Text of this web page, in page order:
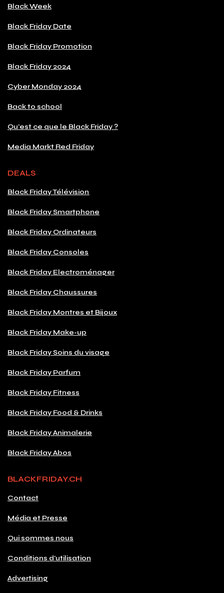
Black Week
Black Friday Date
Black Friday Promotion
Black Friday 2024
Cyber Monday 2024
Back to school
Qu'est ce que le Black Friday ?
Media Markt Red Friday
DEALS
Black Friday Télévision
Black Friday Smartphone
Black Friday Ordinateurs
Black Friday Consoles
Black Friday Electroménager
Black Friday Chaussures
Black Friday Montres et Bijoux
Black Friday Make-up
Black Friday Soins du visage
Black Friday Parfum
Black Friday Fitness
Black Friday Food & Drinks
Black Friday Animalerie
Black Friday Abos
BLACKFRIDAY.CH
Contact
Média et Presse
Qui sommes nous
Conditions d'utilisation
Advertising